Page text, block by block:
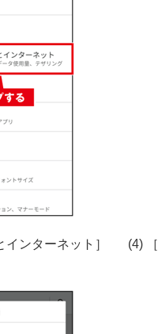
ンターネット］
(4)